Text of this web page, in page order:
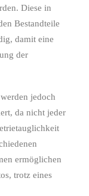
Diese in
Bestandteile
damit eine
der
jedoch
da nicht jeder
ermöglichen
trotz eines